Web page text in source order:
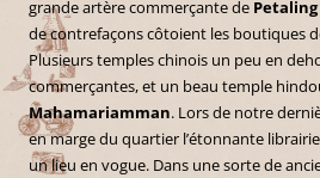
grande artère commerçante de
de contrefaçons côtoient les boutiques
Plusieurs temples chinois un peu en
commerçantes, et un beau temple
Mahamariamman. Lors de notre
en marge du quartier l’étonnante librairie
un lieu en vogue. Dans une sorte de